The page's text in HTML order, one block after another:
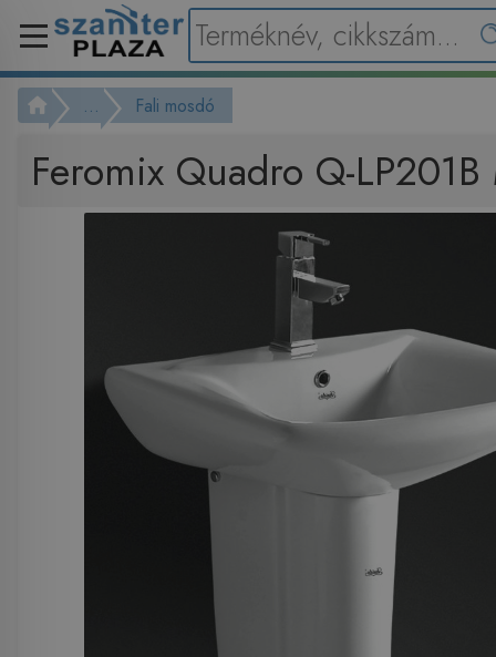
... Fali mosdó
Feromix Quadro Q-